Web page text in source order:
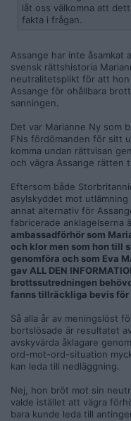
låt oss välkomna att
fakta i frågan.
Assange har inte åsamkat
svensk rättshistoria
neutralitetsplikt för att
Assange för ohållbara
sanningen.
Det var Marianne Ny som
FNs fördömanden för sitt
komma undan rättvisan
och vägra Assange rätten
Eftersom både
asylskyddet mot
annat alternativ för
fabricerade anklagelserna
ambassadförhör som
och klor men som hon till
genomföra och som Eva
gav ALL DEN
brottssutredningen
fanns tillräckliga bevis
Så alla år av meningslöst
bortslösade är resultatet
avskyvärda åklagare
ord-mot-ord-situation
kan leda till nedläggning.
Nej, hon bröt mot sin
valde istället att vägra
bara kunde leda till